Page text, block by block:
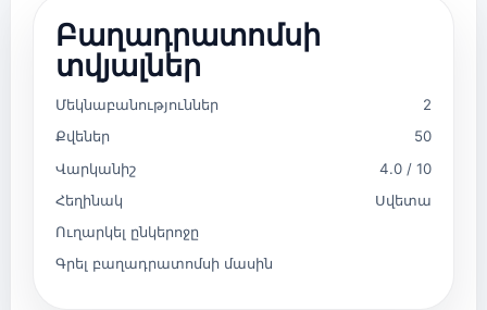
Բաղադրատոմսի
տվյալներ
Մեկնաբանություններ
2
Քվեներ
50
Վարկանիշ
4.0 / 10
Հեղինակ
Սվետա
Ուղարկել ընկերոջը
Գրել բաղադրատոմսի մասին